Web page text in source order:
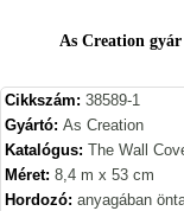
As Creation
Cikkszám: 38589-1
Gyártó: As Creation
Katalógus: The Wall
Méret: 8,4 m x 53 cm
Hordozó: anyagában